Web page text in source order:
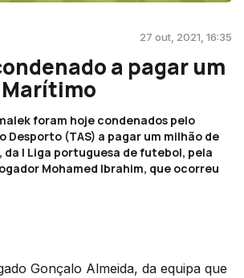
27 out, 2021, 16:35
a pagar um
foram hoje condenados pelo
Desporto (TAS) a pagar um milhão de
da I Liga portuguesa de futebol, pela
Mohamed Ibrahim, que ocorreu
Gonçalo Almeida, da equipa que